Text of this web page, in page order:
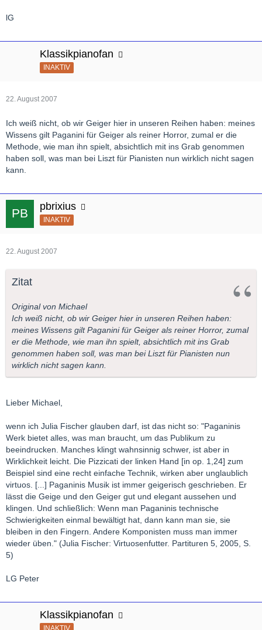
lG
Klassikpianofan
INAKTIV
22. August 2007
Ich weiß nicht, ob wir Geiger hier in unseren Reihen haben: meines
Wissens gilt Paganini für Geiger als reiner Horror, zumal er die
Methode, wie man ihn spielt, absichtlich mit ins Grab genommen
haben soll, was man bei Liszt für Pianisten nun wirklich nicht sagen
kann.
pbrixius
INAKTIV
22. August 2007
Zitat
Original von Michael
Ich weiß nicht, ob wir Geiger hier in unseren Reihen haben:
meines Wissens gilt Paganini für Geiger als reiner Horror, zumal
er die Methode, wie man ihn spielt, absichtlich mit ins Grab
genommen haben soll, was man bei Liszt für Pianisten nun
wirklich nicht sagen kann.
Lieber Michael,
wenn ich Julia Fischer glauben darf, ist das nicht so: "Paganinis
Werk bietet alles, was man braucht, um das Publikum zu
beeindrucken. Manches klingt wahnsinnig schwer, ist aber in
Wirklichkeit leicht. Die Pizzicati der linken Hand [in op. 1,24] zum
Beispiel sind eine recht einfache Technik, wirken aber unglaublich
virtuos. [...] Paganinis Musik ist immer geigerisch geschrieben. Er
lässt die Geige und den Geiger gut und elegant aussehen und
klingen. Und schließlich: Wenn man Paganinis technische
Schwierigkeiten einmal bewältigt hat, dann kann man sie, sie
bleiben in den Fingern. Andere Komponisten muss man immer
wieder üben." (Julia Fischer: Virtuosenfutter. Partituren 5, 2005, S.
5)
LG Peter
Klassikpianofan